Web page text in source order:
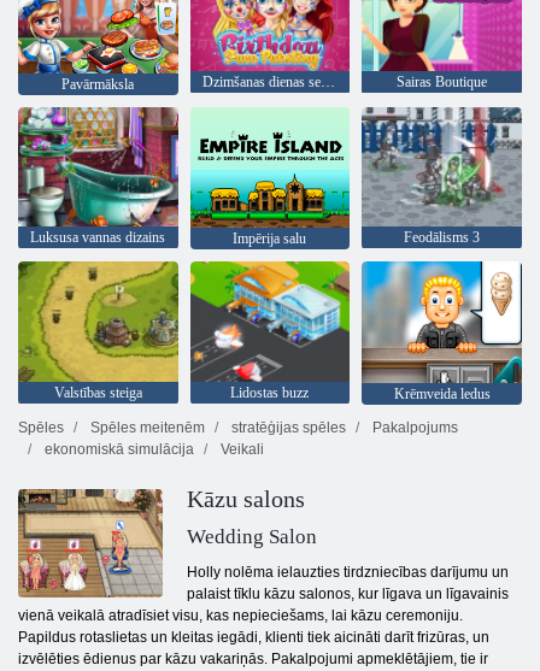
Pavārmāksla Dzimšanas dienas sejas krāsošana Sairas Boutique
Luksusa vannas dizains Impērija salu Feodālisms 3
Valstības steiga Lidostas buzz
Krēmveida ledus
Spēles
Spēles meitenēm stratēģijas spēles
Pakalpojums
ekonomiskā simulācija
Veikali
Kāzu salons
Wedding Salon
Holly nolēma ielauzties tirdzniecības darījumu un
palaist tīklu kāzu salonos, kur līgava un līgavainis
vienā veikalā atradīsiet visu, kas nepieciešams, lai kāzu ceremoniju.
Papildus rotaslietas un kleitas iegādi, klienti tiek aicināti darīt frizūras, un
izvēlēties ēdienus par kāzu vakariņās. Pakalpojumi apmeklētājiem, tie ir